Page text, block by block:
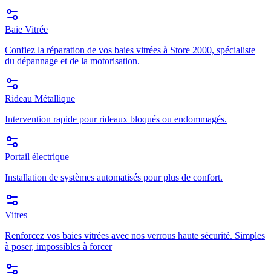
Baie Vitrée
Confiez la réparation de vos baies vitrées à Store 2000, spécialiste
du dépannage et de la motorisation.
Rideau Métallique
Intervention rapide pour rideaux bloqués ou endommagés.
Portail électrique
Installation de systèmes automatisés pour plus de confort.
Vitres
Renforcez vos baies vitrées avec nos verrous haute sécurité. Simples
à poser, impossibles à forcer